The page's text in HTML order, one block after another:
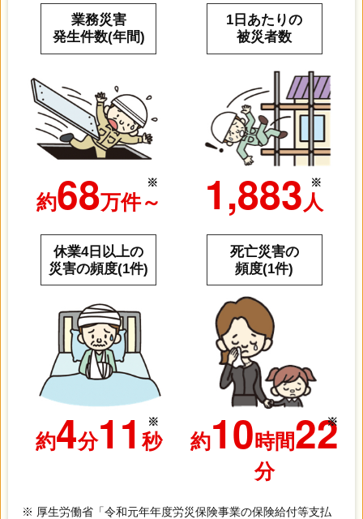
業務災害
発生件数(年間)
約68万件～
※
1日あたりの
被災者数
1,883 人
※
休業4日以上の
災害の頻度(1件)
約4分11 秒
※
死亡災害の
頻度(1件)
約10 時間22
分
※
※ 厚生労働省「令和元年年度労災保険事業の保険給付等支払